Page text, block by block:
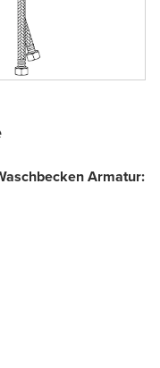
Armatur: